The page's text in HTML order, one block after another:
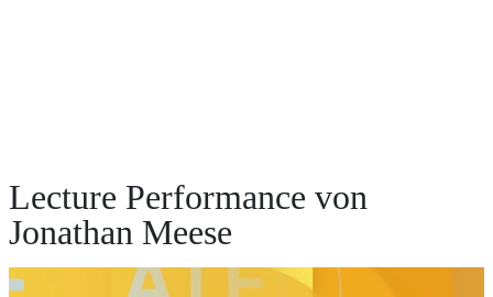
Lecture Performance von
Jonathan Meese